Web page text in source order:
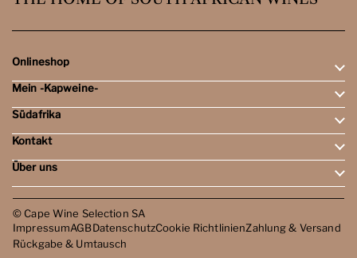
Onlineshop
Rotweine
Weissweine
Schaumweine
Tasting-Sets
Dessert- & Port-Weine
Mein -Kapweine-
Mein Konto
Meine Bestellungen
Wunschliste
Südafrika
Weingebiete
Weingüter
Weinbewertungen
Reisen
Kontakt
Öffnungszeiten
Kontakt
Über uns
Kapweine
Team
Jobs
Newsletter
© Cape Wine Selection SA
ImpressumAGBDatenschutzCookie RichtlinienZahlung & Versand
Rückgabe & Umtausch